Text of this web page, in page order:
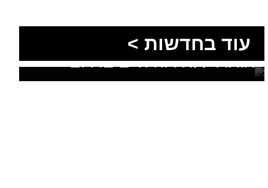
עוד בחדשות >
בתוך חצי שעה: שני בני אדם
אותרו ללא רוח חיים בדרום